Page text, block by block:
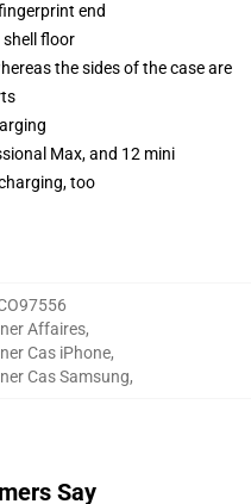
end
floor
the sides of the case are
Max, and 12 mini
too
Affaires,
Cas iPhone,
Cas Samsung,
Say